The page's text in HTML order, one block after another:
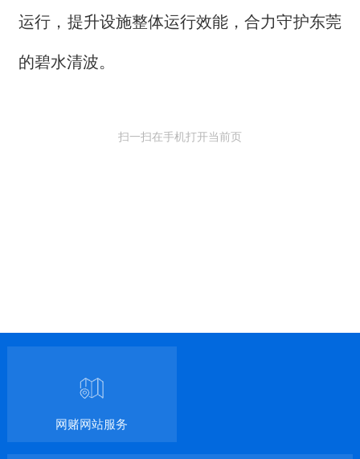
运行，提升设施整体运行效能，合力守护东莞
的碧水清波。
扫一扫在手机打开当前页
网赌网站服务